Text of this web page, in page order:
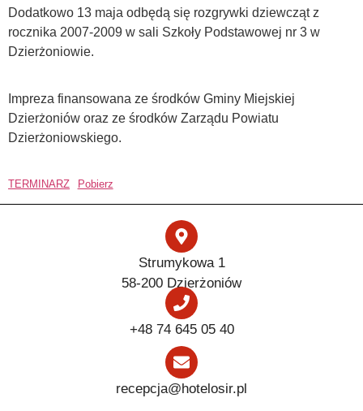
Dodatkowo 13 maja odbędą się rozgrywki dziewcząt z
rocznika 2007-2009 w sali Szkoły Podstawowej nr 3 w
Dzierżoniowie.
Impreza finansowana ze środków Gminy Miejskiej
Dzierżoniów oraz ze środków Zarządu Powiatu
Dzierżoniowskiego.
TERMINARZ Pobierz
Strumykowa 1
58-200 Dzierżoniów
+48 74 645 05 40
recepcja@hotelosir.pl